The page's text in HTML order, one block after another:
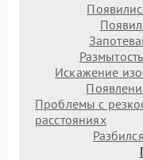
Искажение
Проблемы с
расстояниях
Разбился